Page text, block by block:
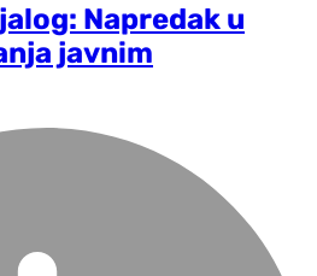
Napredak u
javnim